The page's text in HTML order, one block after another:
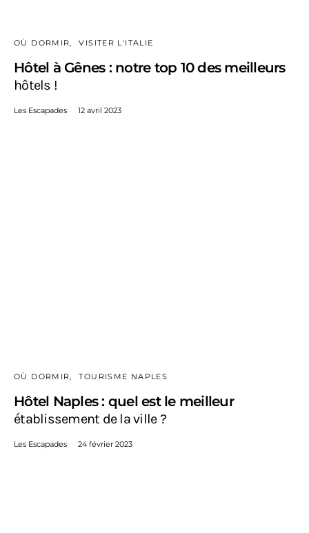
OÙ DORMIR VISITER L'ITALIE
Hôtel à Gênes : notre top 10 des meilleurs
hôtels !
Les Escapades 12 avril 2023
OÙ DORMIR TOURISME NAPLES
Hôtel Naples : quel est le meilleur
établissement de la ville ?
Les Escapades 24 février 2023